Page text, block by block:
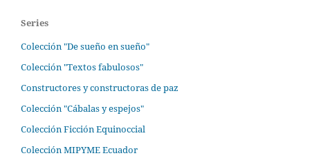
Series
Colección "De sueño en sueño"
Colección "Textos fabulosos"
Constructores y constructoras de paz
Colección "Cábalas y espejos"
Colección Ficción Equinoccial
Colección MIPYME Ecuador